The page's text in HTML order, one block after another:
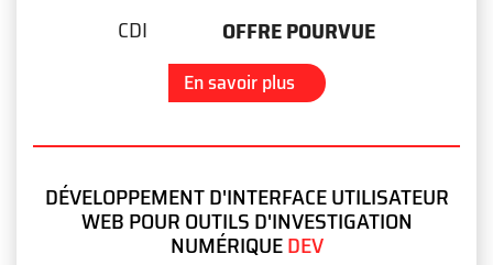
CDI
OFFRE POURVUE
En savoir plus
DÉVELOPPEMENT D'INTERFACE UTILISATEUR
WEB POUR OUTILS D'INVESTIGATION
NUMÉRIQUEDEV